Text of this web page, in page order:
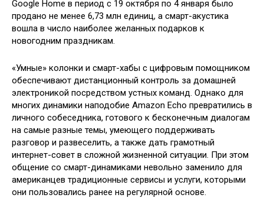
Google Home в период с 19 октября по 4 января было
продано не менее 6,73 млн единиц, а смарт-акустика
вошла в число наиболее желанных подарков к
новогодним праздникам.
«Умные» колонки и смарт-хабы с цифровым помощником
обеспечивают дистанционный контроль за домашней
электроникой посредством устных команд. Однако для
многих динамики наподобие Amazon Echo превратились в
личного собеседника, готового к бесконечным диалогам
на самые разные темы, умеющего поддерживать
разговор и развеселить, а также дать грамотный
интернет-совет в сложной жизненной ситуации. При этом
общение со смарт-динамиками невольно заменило для
американцев традиционные сервисы и услуги, которыми
они пользовались ранее на регулярной основе.